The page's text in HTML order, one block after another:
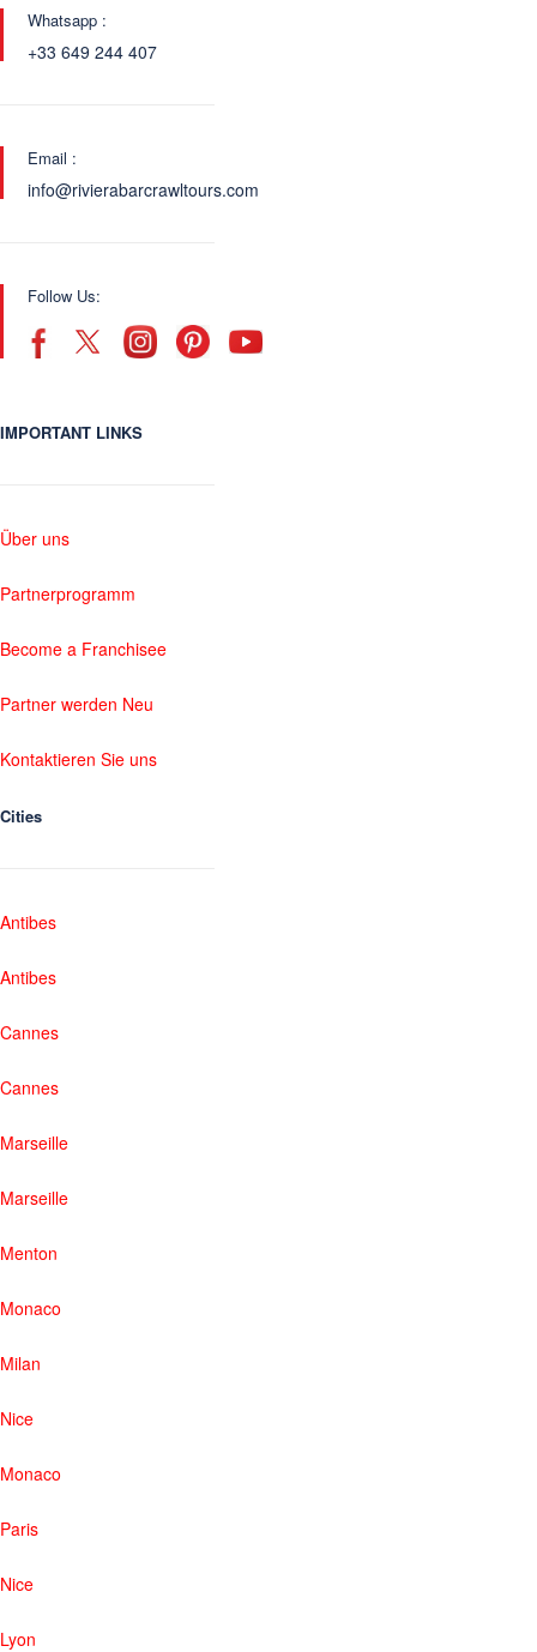
Whatsapp :
+33 649 244 407
Email :
info@rivierabarcrawltours.com
Follow Us:
IMPORTANT LINKS
Über uns
Partnerprogramm
Become a Franchisee
Partner werden Neu
Kontaktieren Sie uns
Cities
Antibes
Antibes
Cannes
Cannes
Marseille
Marseille
Menton
Monaco
Milan
Nice
Monaco
Paris
Nice
Lyon